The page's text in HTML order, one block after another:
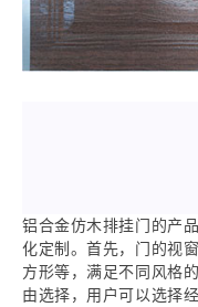
铝合金仿木排挂门的产
化定制。首先，门的视
方形等，满足不同风格
由选择，用户可以选择